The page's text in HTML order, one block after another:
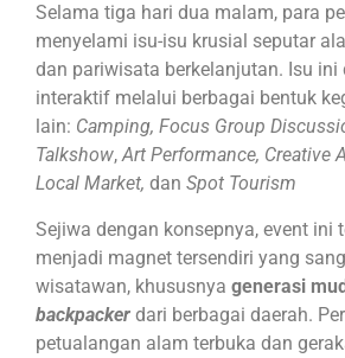
Selama tiga hari dua malam, para
menyelami isu-isu krusial seputar
dan pariwisata berkelanjutan. Isu ini
interaktif melalui berbagai bentuk
lain: Camping, Focus Group
Talkshow,Art Performance, Creative
Local Market, dan Spot Tourism
Sejiwa dengan konsepnya, event ini
menjadi magnet tersendiri yang
wisatawan, khususnya generasi
backpacker dari berbagai daerah.
petualangan alam terbuka dan